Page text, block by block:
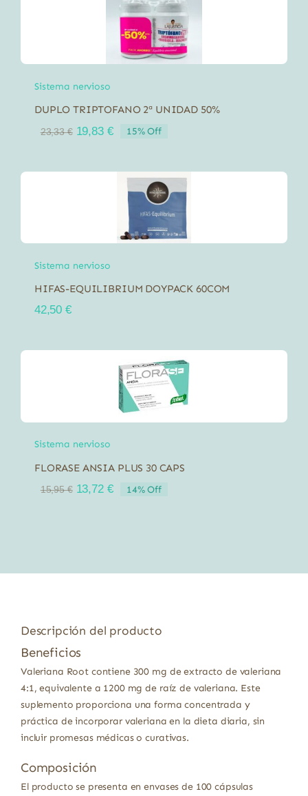
Sistema nervioso
DUPLO TRIPTOFANO 2ª UNIDAD 50%
23,33€ El
era:
19,83 €El
es:
19,83 €.
15% Off
Sistema nervioso
HIFAS-EQUILIBRIUM DOYPACK 60COM
42,50 €
Sistema nervioso
FLORASE ANSIA PLUS 30 CAPS
15,95€ El
13,72 €El
14% Off
Descripción del producto
Beneficios
Valeriana Root contiene 300 mg de extracto de valeriana
4:1, equivalente a 1200 mg de raíz de valeriana. Este
suplemento proporciona una forma concentrada y
práctica de incorporar valeriana en la dieta diaria, sin
incluir promesas médicas o curativas.
Composición
El producto se presenta en envases de 100 cápsulas